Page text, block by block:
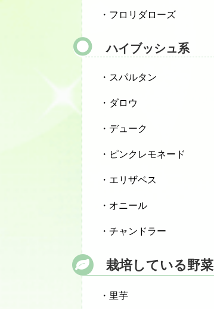
・フロリダローズ
ハイブッシュ系
・スパルタン
・ダロウ
・デューク
・ピンクレモネード
・エリザベス
・オニール
・チャンドラー
栽培している野菜
・里芋